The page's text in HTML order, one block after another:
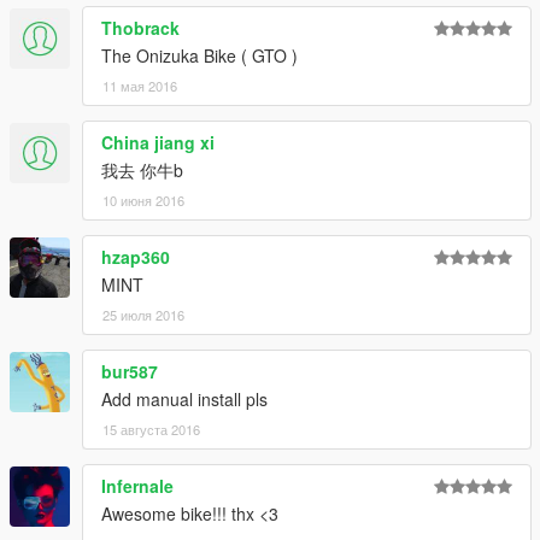
-----------------------
1) Extract "dlclist.xml" with OpenIV from
update\update.rpf\common\data
2) Delete this line "dlcpacks:\gosuke3mods\" to "dlclist.xml"
3) Save, and replace the old one at
update\update.rpf\common\data
4) Extract "extratitleupdatedata.meta" with OpenIV from
update\update.rpf\common\data
5) Delete these lines
dlc_gosuke3mods:/
update:/dlc_patch/gosuke3mods/
6) Save, and replace the old one at
update\update.rpf\common\data
7) Double click on "uninstall_z1000a1.oiv" and follow the on-
screen instructions.
or Delete manually "gosuke3mods\" from update\x64\ and
update\update.rpf\dlc_patch\
Thobrack
The Onizuka Bike ( GTO )
11 мая 2016
China jiang xi
我去 你牛b
10 июня 2016
hzap360
MINT
25 июля 2016
bur587
Add manual install pls
15 августа 2016
Infernale
Awesome bike!!! thx <3